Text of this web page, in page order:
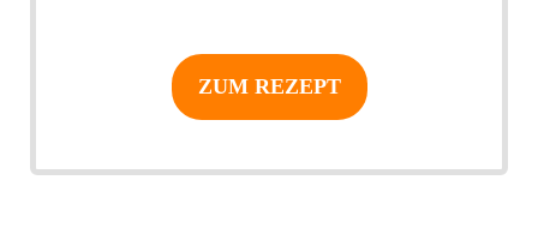
ZUM REZEPT